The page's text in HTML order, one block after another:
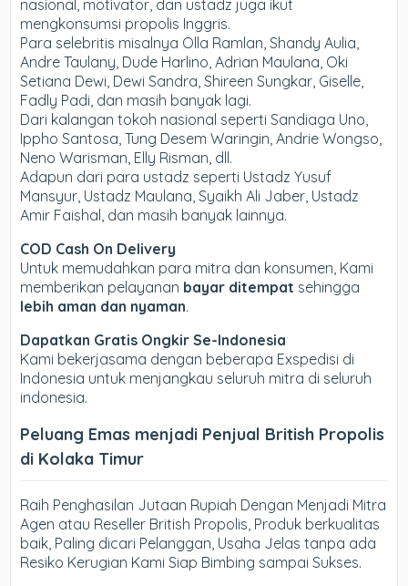
nasional, motivator, dan ustadz juga ikut
mengkonsumsi propolis Inggris.
Para selebritis misalnya Olla Ramlan, Shandy Aulia,
Andre Taulany, Dude Harlino, Adrian Maulana, Oki
Setiana Dewi, Dewi Sandra, Shireen Sungkar, Giselle,
Fadly Padi, dan masih banyak lagi.
Dari kalangan tokoh nasional seperti Sandiaga Uno,
Ippho Santosa, Tung Desem Waringin, Andrie Wongso,
Neno Warisman, Elly Risman, dll.
Adapun dari para ustadz seperti Ustadz Yusuf
Mansyur, Ustadz Maulana, Syaikh Ali Jaber, Ustadz
Amir Faishal, dan masih banyak lainnya.
COD Cash On Delivery
Untuk memudahkan para mitra dan konsumen, Kami
memberikan pelayanan bayar ditempat sehingga
lebih aman dan nyaman.
Dapatkan Gratis Ongkir Se-Indonesia
Kami bekerjasama dengan beberapa Exspedisi di
Indonesia untuk menjangkau seluruh mitra di seluruh
indonesia.
Peluang Emas menjadi Penjual British Propolis
di Kolaka Timur
Raih Penghasilan Jutaan Rupiah Dengan Menjadi Mitra
Agen atau Reseller British Propolis, Produk berkualitas
baik, Paling dicari Pelanggan, Usaha Jelas tanpa ada
Resiko Kerugian Kami Siap Bimbing sampai Sukses.